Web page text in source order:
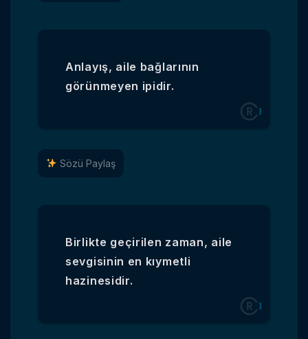
Anlayış, aile bağlarının
görünmeyen ipidir.
Sözü Paylaş
Birlikte geçirilen zaman, aile
sevgisinin en kıymetli
hazinesidir.